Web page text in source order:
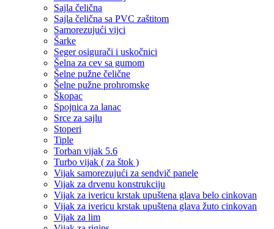
Sajla čelična
Sajla čelična sa PVC zaštitom
Samorezujući vijci
Šarke
Seger osigurači i uskočnici
Šelna za cev sa gumom
Šelne pužne čelične
Šelne pužne prohromske
Škopac
Spojnica za lanac
Srce za sajlu
Stoperi
Tiple
Torban vijak 5.6
Turbo vijak ( za štok )
Vijak samorezujući za sendvič panele
Vijak za drvenu konstrukciju
Vijak za ivericu krstak upuštena glava belo cinkovan
Vijak za ivericu krstak upuštena glava žuto cinkovan
Vijak za lim